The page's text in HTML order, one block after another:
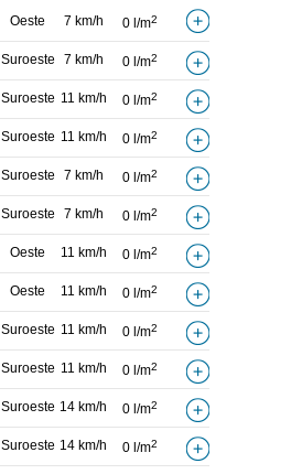
Oeste 7 km/h 0 l/m2
Suroeste 7 km/h 0 l/m2
Suroeste 11 km/h 0 l/m2
Suroeste 11 km/h 0 l/m2
Suroeste 7 km/h 0 l/m2
Suroeste 7 km/h 0 l/m2
Oeste 11 km/h 0 l/m2
Oeste 11 km/h 0 l/m2
Suroeste 11 km/h 0 l/m2
Suroeste 11 km/h 0 l/m2
Suroeste 14 km/h 0 l/m2
Suroeste 14 km/h 0 l/m2